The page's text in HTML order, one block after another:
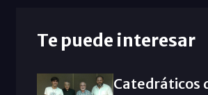
Te puede interesar
Catedráticos